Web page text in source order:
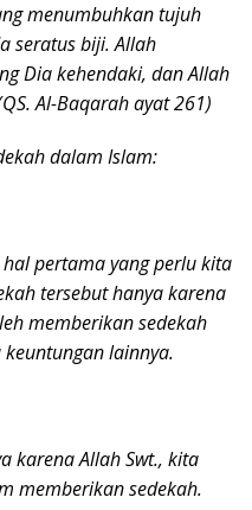
menumbuhkan tujuh
seratus biji. Allah
Dia kehendaki, dan Allah
Al-Baqarah ayat 261)
dalam Islam:
pertama yang perlu kita
tersebut hanya karena
memberikan sedekah
lainnya.
karena Allah Swt., kita
memberikan sedekah.